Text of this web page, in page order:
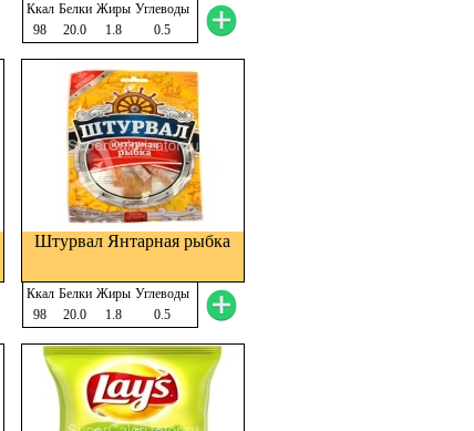
Ккал Белки Жиры Углеводы
98
20.0 1.8 0.5
Штурвал Янтарная рыбка
Ккал Белки Жиры Углеводы
98
20.0 1.8 0.5